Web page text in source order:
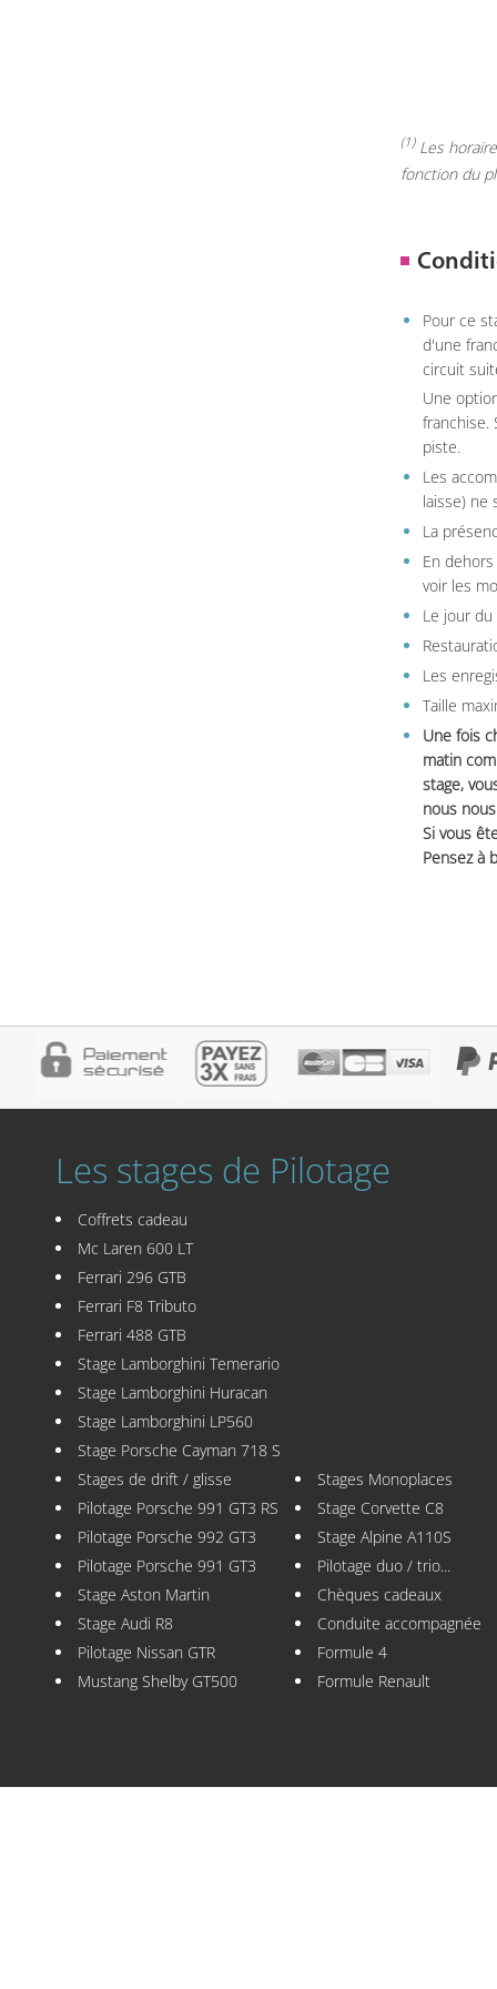
(1)Les
fonction du
Pour ce
d'une
circuit
Une
franchise.
piste.
Les
laisse) ne
La
En
voir les
Le jour
Les
Taille
Une fois
matin
stage,
nous
Si vous
Pensez à
Les stages de Pilotage
Coffrets cadeau
Mc Laren 600 LT
Ferrari 296 GTB
Ferrari F8 Tributo
Ferrari 488 GTB
Stage Lamborghini Temerario
Stage Lamborghini Huracan
Stage Lamborghini LP560
Stage Porsche Cayman 718 S
Stages de drift / glisse
Pilotage Porsche 991 GT3 RS
Pilotage Porsche 992 GT3
Pilotage Porsche 991 GT3
Stage Aston Martin
Stage Audi R8
Pilotage Nissan GTR
Mustang Shelby GT500
Stages Monoplaces
Stage Corvette C8
Stage Alpine A110S
Pilotage duo / trio...
Chèques cadeaux
Conduite accompagnée
Formule 4
Formule Renault